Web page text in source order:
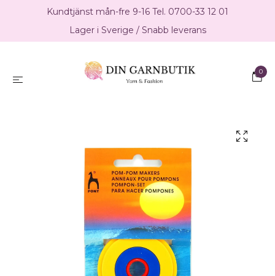
Kundtjänst mån-fre 9-16 Tel. 0700-33 12 01
Lager i Sverige / Snabb leverans
0